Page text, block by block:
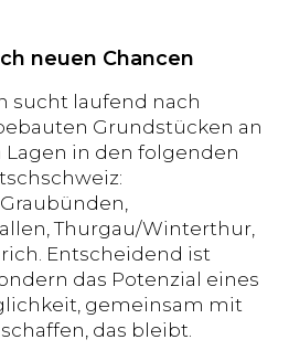
neuen Chancen
sucht laufend nach
Grundstücken an
in den folgenden
Thurgau/Winterthur,
Entscheidend ist
das Potenzial eines
gemeinsam mit
das bleibt.